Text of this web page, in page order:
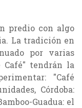
predio con algo
La tradición en
por varias
Café" tendrán la
"Café
Córdoba:
Guadua: el